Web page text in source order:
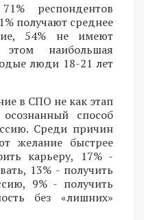
респондентов
получают среднее
54% не имеют
наибольшая
люди 18-21 лет
в СПО не как этап
способ
Среди причин
желание быстрее
карьеру, 17% -
13% - получить
9% - получить
без «лишних»